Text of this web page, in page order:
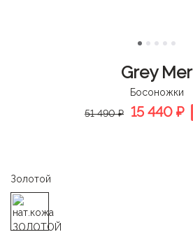
Grey Mer
Босоножки
51 490 ₽
15 440 ₽
Золотой